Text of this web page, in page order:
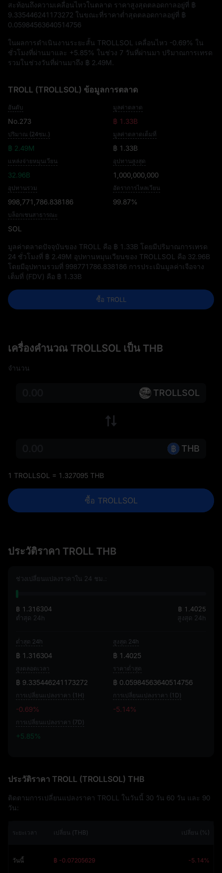
สะท้อนถึงความเคลื่อนไหวในตลาด ราคาสูงสุดตลอดกาลอยู่ที่ ฿
9.335446241173272 ในขณะที่ราคาต่ำสุดตลอดกาลอยู่ที่ ฿
0.05984563640514756
ในผลการดำเนินงานระยะสั้น TROLLSOL เคลื่อนไหว -0.69% ใน
ชั่วโมงที่ผ่านมาและ +5.85% ในช่วง 7 วันที่ผ่านมา ปริมาณการเทรด
รวมในช่วงวันที่ผ่านมาถึง ฿ 2.49M
TROLL (TROLLSOL) ข้อมูลการตลาด
อันดับ
No.273
มูลค่าตลาด
฿ 1.33B
ปริมาณ (24ชม.)
฿ 2.49M
มูลค่าตลาดเต็มที่
฿ 1.33B
แหล่งจ่ายหมุนเวียน
32.96B
อุปทานสูงสุด
1,000,000,000
อุปทานรวม
998,771,786.838186
อัตราการไหลเวียน
99.87%
บล็อกเชนสาธารณะ
SOL
มูลค่าตลาดปัจจุบันของ TROLL คือ ฿ 1.33B โดยมีปริมาณการเทรด
24 ชั่วโมงที่ ฿ 2.49M อุปทานหมุนเวียนของ TROLLSOL คือ 32.96B
โดยมีอุปทานรวมที่ 998771786.838186 การประเมินมูลค่าเจือจาง
เต็มที่ (FDV) คือ ฿ 1.33B
ซื้อ TROLL
เครื่องคำนวณ TROLLSOL เป็น THB
จำนวน
TROLLSOL
THB
1 TROLLSOL = 1.327095 THB
ซื้อ TROLLSOL
ประวัติราคา TROLL THB
ช่วงเปลี่ยนแปลงราคาใน 24 ชม.:
฿ 1.316304
ต่ำสุด 24h
฿ 1.4025
สูงสุด 24h
ต่ำสุด 24h
฿ 1.316304
สูงสุด 24h
฿ 1.4025
สูงตลอดเวลา
฿ 9.335446241173272
ราคาต่ำสุด
฿ 0.05984563640514756
การเปลี่ยนแปลงราคา (1H)
-0.69%
การเปลี่ยนแปลงราคา (1D)
-5.14%
การเปลี่ยนแปลงราคา (7D)
+5.85%
ประวัติราคา TROLL (TROLLSOL) THB
ติดตามการเปลี่ยนแปลงราคา TROLL ในวันนี้ 30 วัน 60 วัน และ 90
วัน:
ระยะเวลา เปลี่ยน (THB) เปลี่ยน (%)
วันนี้ ฿ -0.07205629 -5.14%